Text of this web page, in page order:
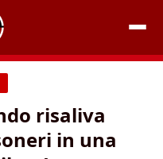
risaliva
in una